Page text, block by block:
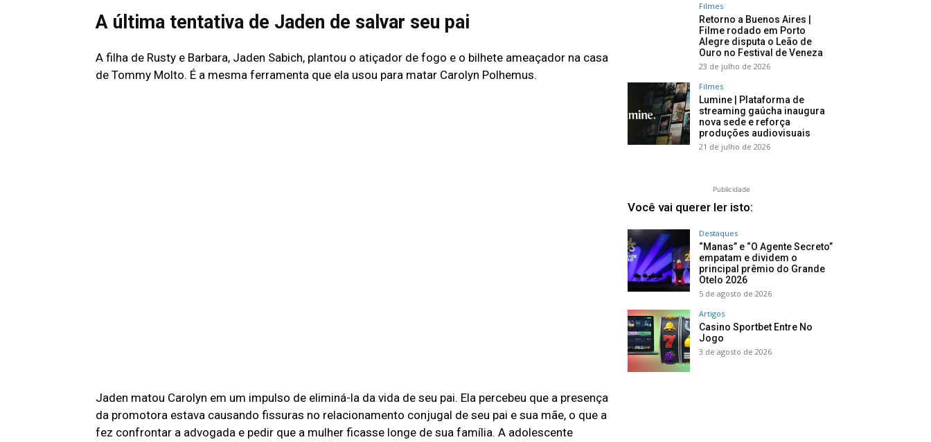
A última tentativa de Jaden de salvar seu pai
A filha de Rusty e Barbara, Jaden Sabich, plantou o atiçador de fogo e o bilhete ameaçador na casa
de Tommy Molto. É a mesma ferramenta que ela usou para matar Carolyn Polhemus.
Jaden matou Carolyn em um impulso de eliminá-la da vida de seu pai. Ela percebeu que a presença
da promotora estava causando fissuras no relacionamento conjugal de seu pai e sua mãe, o que a
fez confrontar a advogada e pedir que a mulher ficasse longe de sua família. A adolescente
Filmes
Retorno a Buenos Aires |
Filme rodado em Porto
Alegre disputa o Leão de
Ouro no Festival de Veneza
23 de julho de 2026
Filmes
Lumine | Plataforma de
streaming gaúcha inaugura
nova sede e reforça
produções audiovisuais
21 de julho de 2026
Publicidade
Você vai querer ler isto:
Destaques
“Manas” e “O Agente Secreto”
empatam e dividem o
principal prêmio do Grande
Otelo 2026
5 de agosto de 2026
Artigos
Casino Sportbet Entre No
Jogo
3 de agosto de 2026